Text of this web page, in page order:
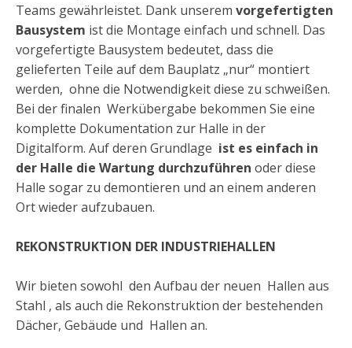
Teams gewährleistet. Dank unserem vorgefertigten
Bausystem ist die Montage einfach und schnell. Das
vorgefertigte Bausystem bedeutet, dass die
gelieferten Teile auf dem Bauplatz „nur“ montiert
werden, ohne die Notwendigkeit diese zu schweißen.
Bei der finalen Werkübergabe bekommen Sie eine
komplette Dokumentation zur Halle in der
Digitalform. Auf deren Grundlage ist es einfach in
der Halle die Wartung durchzuführen oder diese
Halle sogar zu demontieren und an einem anderen
Ort wieder aufzubauen.
REKONSTRUKTION DER INDUSTRIEHALLEN
Wir bieten sowohl den Aufbau der neuen Hallen aus
Stahl , als auch die Rekonstruktion der bestehenden
Dächer, Gebäude und Hallen an.